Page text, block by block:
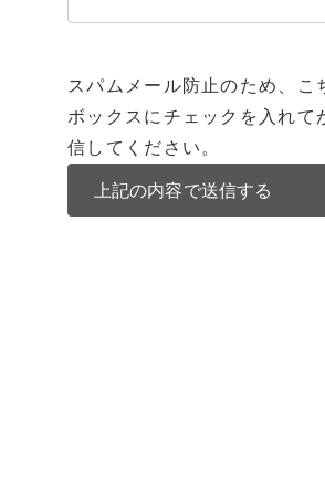
スパムメール防止のため、こ
ボックスにチェックを入れて
信してください。